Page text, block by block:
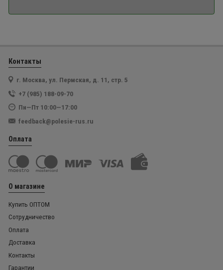
Контакты
г. Москва, ул. Пермская, д. 11, стр. 5
+7 (985) 188-09-70
Пн—Пт 10:00—17:00
feedback@polesie-rus.ru
Оплата
О магазине
Купить ОПТОМ
Сотрудничество
Оплата
Доставка
Контакты
Гарантии